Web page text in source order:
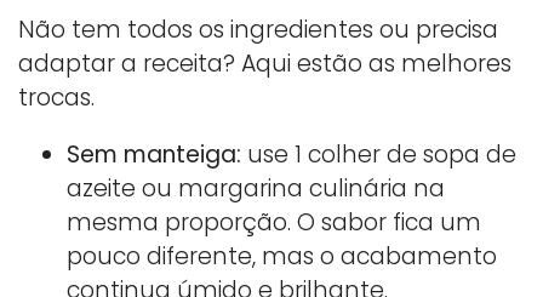
Não tem todos os ingredientes ou precisa
adaptar a receita? Aqui estão as melhores
trocas.
Sem manteiga: use 1 colher de sopa de
azeite ou margarina culinária na
mesma proporção. O sabor fica um
pouco diferente, mas o acabamento
continua úmido e brilhante.